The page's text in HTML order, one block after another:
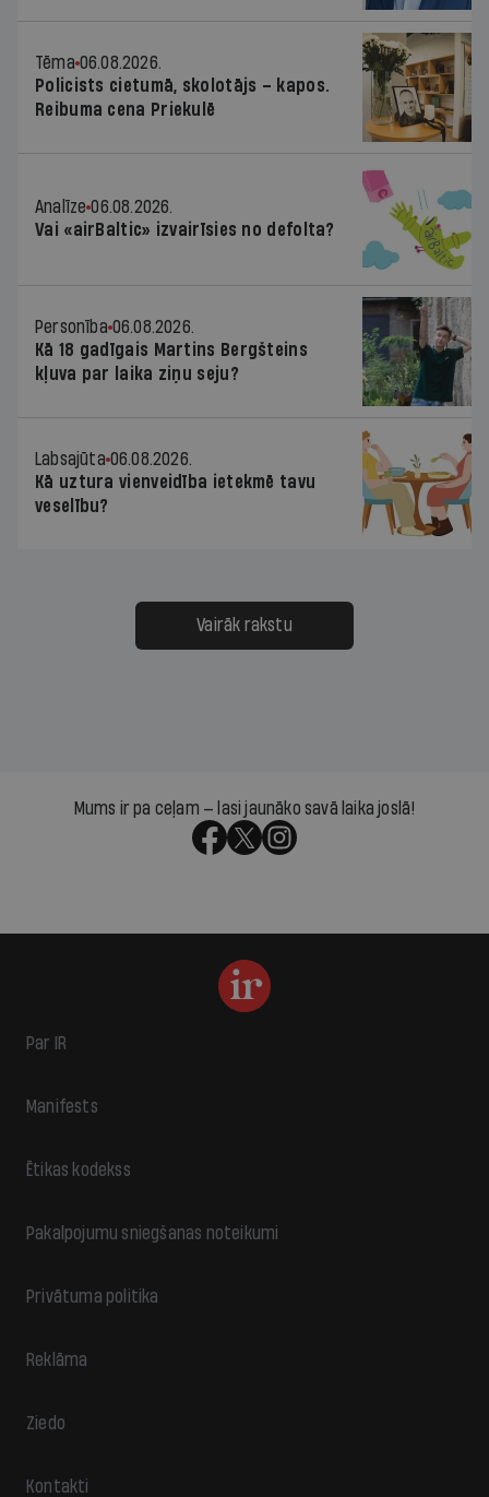
Tēma 06.08.2026.
Policists cietumā, skolotājs – kapos.
Reibuma cena Priekulē
Analīze 06.08.2026.
Vai «airBaltic» izvairīsies no defolta?
Personība 06.08.2026.
Kā 18 gadīgais Martins Bergšteins
kļuva par laika ziņu seju?
Labsajūta 06.08.2026.
Kā uztura vienveidība ietekmē tavu
veselību?
Vairāk rakstu
Mums ir pa ceļam — lasi jaunāko savā laika joslā!
Par IR
Manifests
Ētikas kodekss
Pakalpojumu sniegšanas noteikumi
Privātuma politika
Reklāma
Ziedo
Kontakti